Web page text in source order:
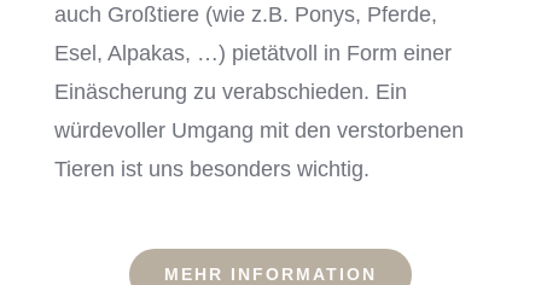
auch Großtiere (wie z.B. Ponys, Pferde,
Esel, Alpakas, …) pietätvoll in Form einer
Einäscherung zu verabschieden. Ein
würdevoller Umgang mit den verstorbenen
Tieren ist uns besonders wichtig.
MEHR INFORMATION